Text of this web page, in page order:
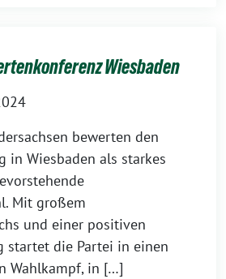
Wiesbaden
bewerten den
in Wiesbaden als starkes
Mit großem
und einer positiven
startet die Partei in einen
Wahlkampf, in […]